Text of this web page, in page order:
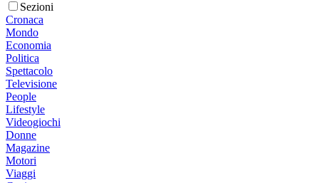
Sezioni
Cronaca
Mondo
Economia
Politica
Spettacolo
Televisione
People
Lifestyle
Videogiochi
Donne
Magazine
Motori
Viaggi